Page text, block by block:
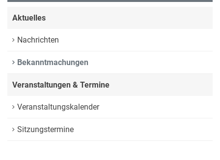
Aktuelles
Nachrichten
Bekanntmachungen
Veranstaltungen & Termine
Veranstaltungskalender
Sitzungstermine